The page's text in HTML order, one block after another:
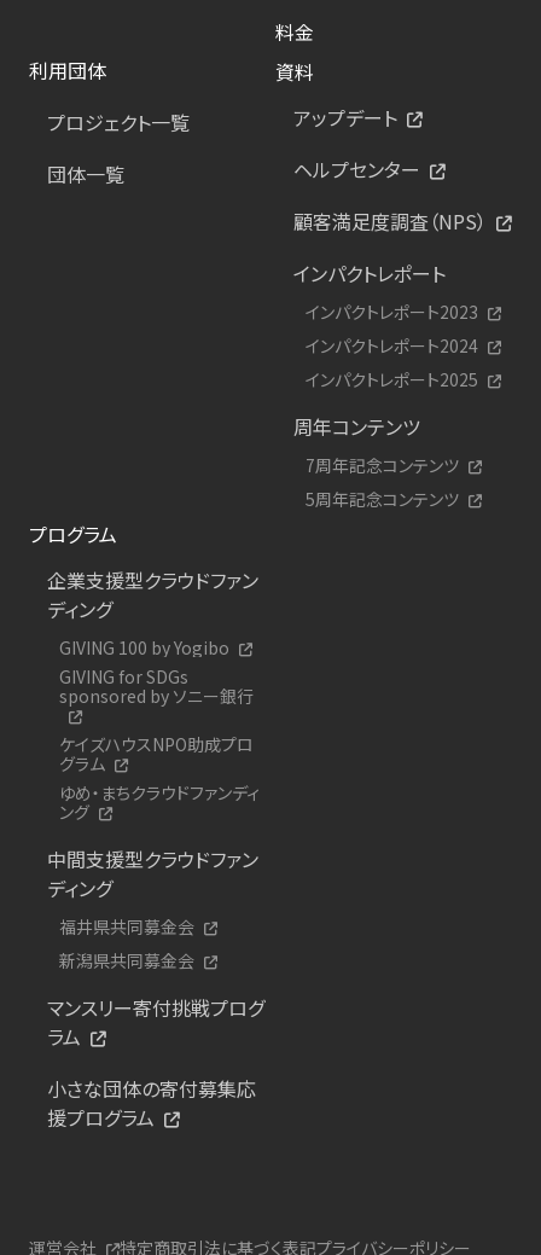
料金
利用団体
プロジェクト一覧
団体一覧
資料
アップデート
ヘルプセンター
顧客満足度調査（NPS）
インパクトレポート
インパクトレポート2023
インパクトレポート2024
インパクトレポート2025
周年コンテンツ
7周年記念コンテンツ
5周年記念コンテンツ
プログラム
企業支援型クラウドファン
ディング
GIVING 100 by Yogibo
GIVING for SDGs
sponsored by ソニー銀行
ケイズハウスNPO助成プロ
グラム
ゆめ・まちクラウドファンディ
ング
中間支援型クラウドファン
ディング
福井県共同募金会
新潟県共同募金会
マンスリー寄付挑戦プログ
ラム
小さな団体の寄付募集応
援プログラム
運営会社 特定商取引法に基づく表記プライバシーポリシー